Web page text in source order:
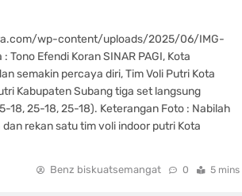
wp-content/uploads/2025/06/IMG-
Efendi Koran SINAR PAGI, Kota
semakin percaya diri, Tim Voli Putri Kota
Kabupaten Subang tiga set langsung
18, 25-18, 25-18). Keterangan Foto : Nabilah
rekan satu tim voli indoor putri Kota
Benz biskuatsemangat 0 5 mins